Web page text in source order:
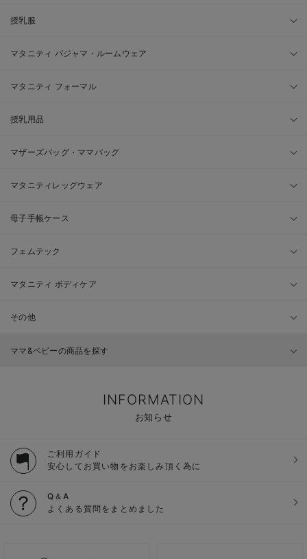
授乳服
マタニティ パジャマ・ルームウェア
マタニティ フォーマル
授乳用品
マザーズバッグ・ママバッグ
マタニティレッグウェア
母子手帳ケース
フェムテック
マタニティ ボディケア
その他
ママ&ベビーの商品を探す
INFORMATION
お知らせ
ご利用ガイド
安心してお買い物をお楽しみ頂く為に
Q＆A
よくある質問をまとめました